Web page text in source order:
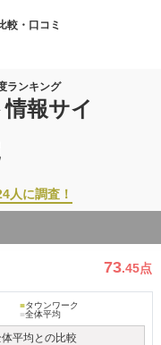
較・口コミ
ランキング
報サイ
人に調査！
73.45点
■タウンワーク
■全体平均
平均との比較